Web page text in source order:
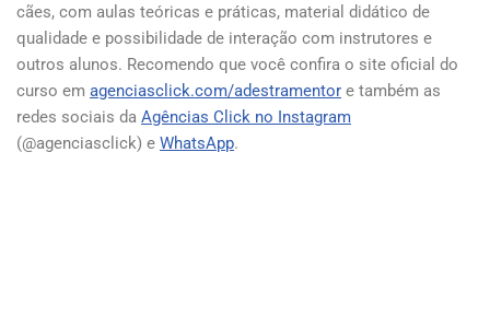
cães, com aulas teóricas e práticas, material didático de
qualidade e possibilidade de interação com instrutores e
outros alunos. Recomendo que você confira o site oficial do
curso em agenciasclick.com/adestramentor e também as
redes sociais da Agências Click no Instagram
(@agenciasclick) e WhatsApp.